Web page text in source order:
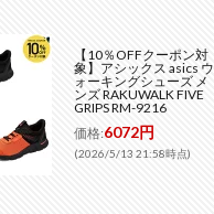
【10％OFFクーポン対
象】アシックス asics ウ
ォーキングシューズ メ
ンズ RAKUWALK FIVE
GRIPS RM-9216
価格:6072円
(2026/5/13 21:58時点)